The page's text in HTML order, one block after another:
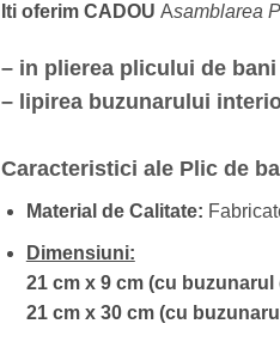
Iti oferim CADOU Asamblarea
– in plierea plicului de
– lipirea buzunarului
Caracteristici ale Plic de
Material de Calitate:
Dimensiuni:
21 cm x 9 cm (cu buzunarul
21 cm x 30 cm (cu